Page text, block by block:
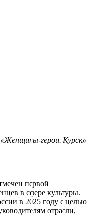
герои. Курск»
первой
в сфере культуры.
в 2025 году с целью
отрасли,